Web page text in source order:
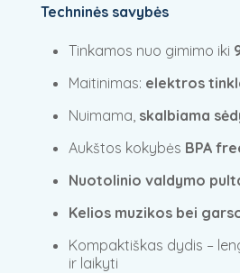
Techninės savybės
Tinkamos nuo gimimo iki
Maitinimas: elektros
Nuimama, skalbiama
Aukštos kokybės BPA
Nuotolinio valdymo
Kelios muzikos bei
Kompaktiškas dydis –
ir laikyti